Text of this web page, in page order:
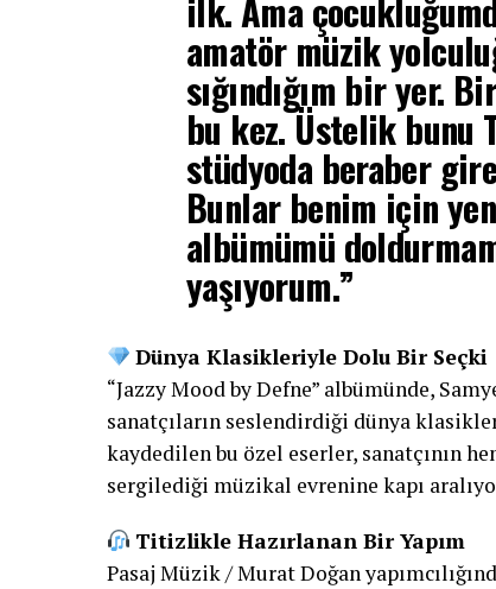
ilk. Ama
amatör müzik
sığındığım bir yer.
bu kez. Üstelik bunu
stüdyoda beraber
Bunlar benim için
albümümü
yaşıyorum.”
Dünya Klasikleriyle Dolu Bir Seçki
“Jazzy Mood by Defne” albümünde,
sanatçıların seslendirdiği dünya
kaydedilen bu özel eserler, sanatçının
sergilediği müzikal evrenine kapı
Titizlikle Hazırlanan Bir Yapım
Pasaj Müzik / Murat Doğan